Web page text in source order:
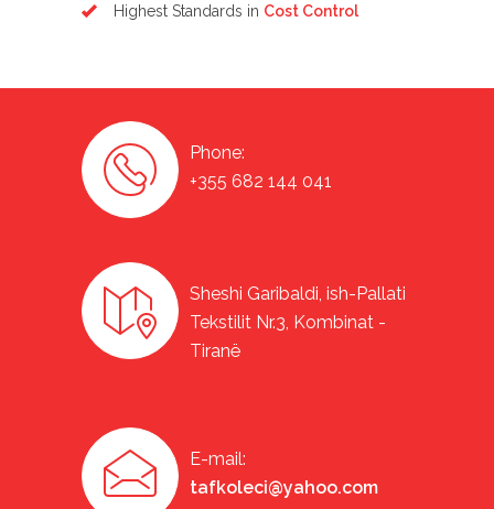
Highest Standards in Cost Control
Phone:
+355 682 144 041
Sheshi Garibaldi, ish-Pallati
Tekstilit Nr.3, Kombinat -
Tiranë
E-mail:
tafkoleci@yahoo.com